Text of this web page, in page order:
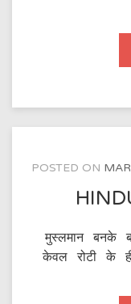
POSTED ON
मुस्लमान बनके
केवल रोटी के